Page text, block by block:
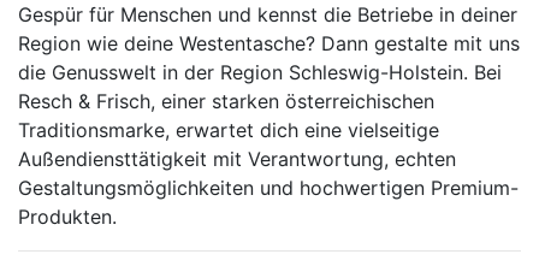
Gespür für Menschen und kennst die Betriebe in deiner
Region wie deine Westentasche? Dann gestalte mit uns
die Genusswelt in der Region Schleswig-Holstein. Bei
Resch & Frisch, einer starken österreichischen
Traditionsmarke, erwartet dich eine vielseitige
Außendiensttätigkeit mit Verantwortung, echten
Gestaltungsmöglichkeiten und hochwertigen Premium-
Produkten.